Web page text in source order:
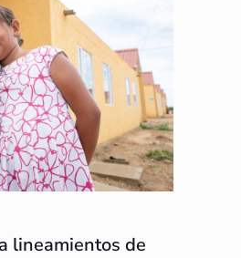
lineamientos de